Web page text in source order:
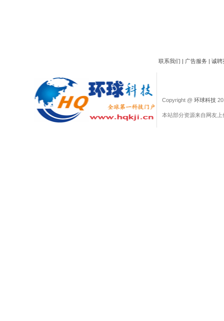
联系我们 | 广告服务 | 诚聘
Copyright @ 环球科技
本站部分资源来自网友